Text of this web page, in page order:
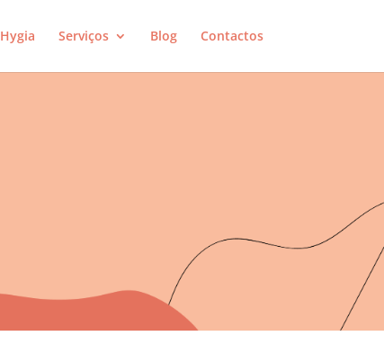
Hygia Serviços Blog Contactos